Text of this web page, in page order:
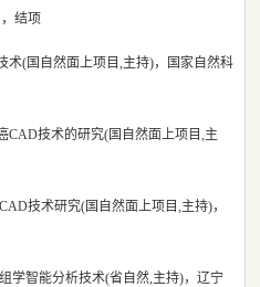
结项
术(国自然面上项目,主持)，国家自然科
CAD技术的研究(国自然面上项目,主
技术研究(国自然面上项目,主持)，
学智能分析技术(省自然,主持)，辽宁